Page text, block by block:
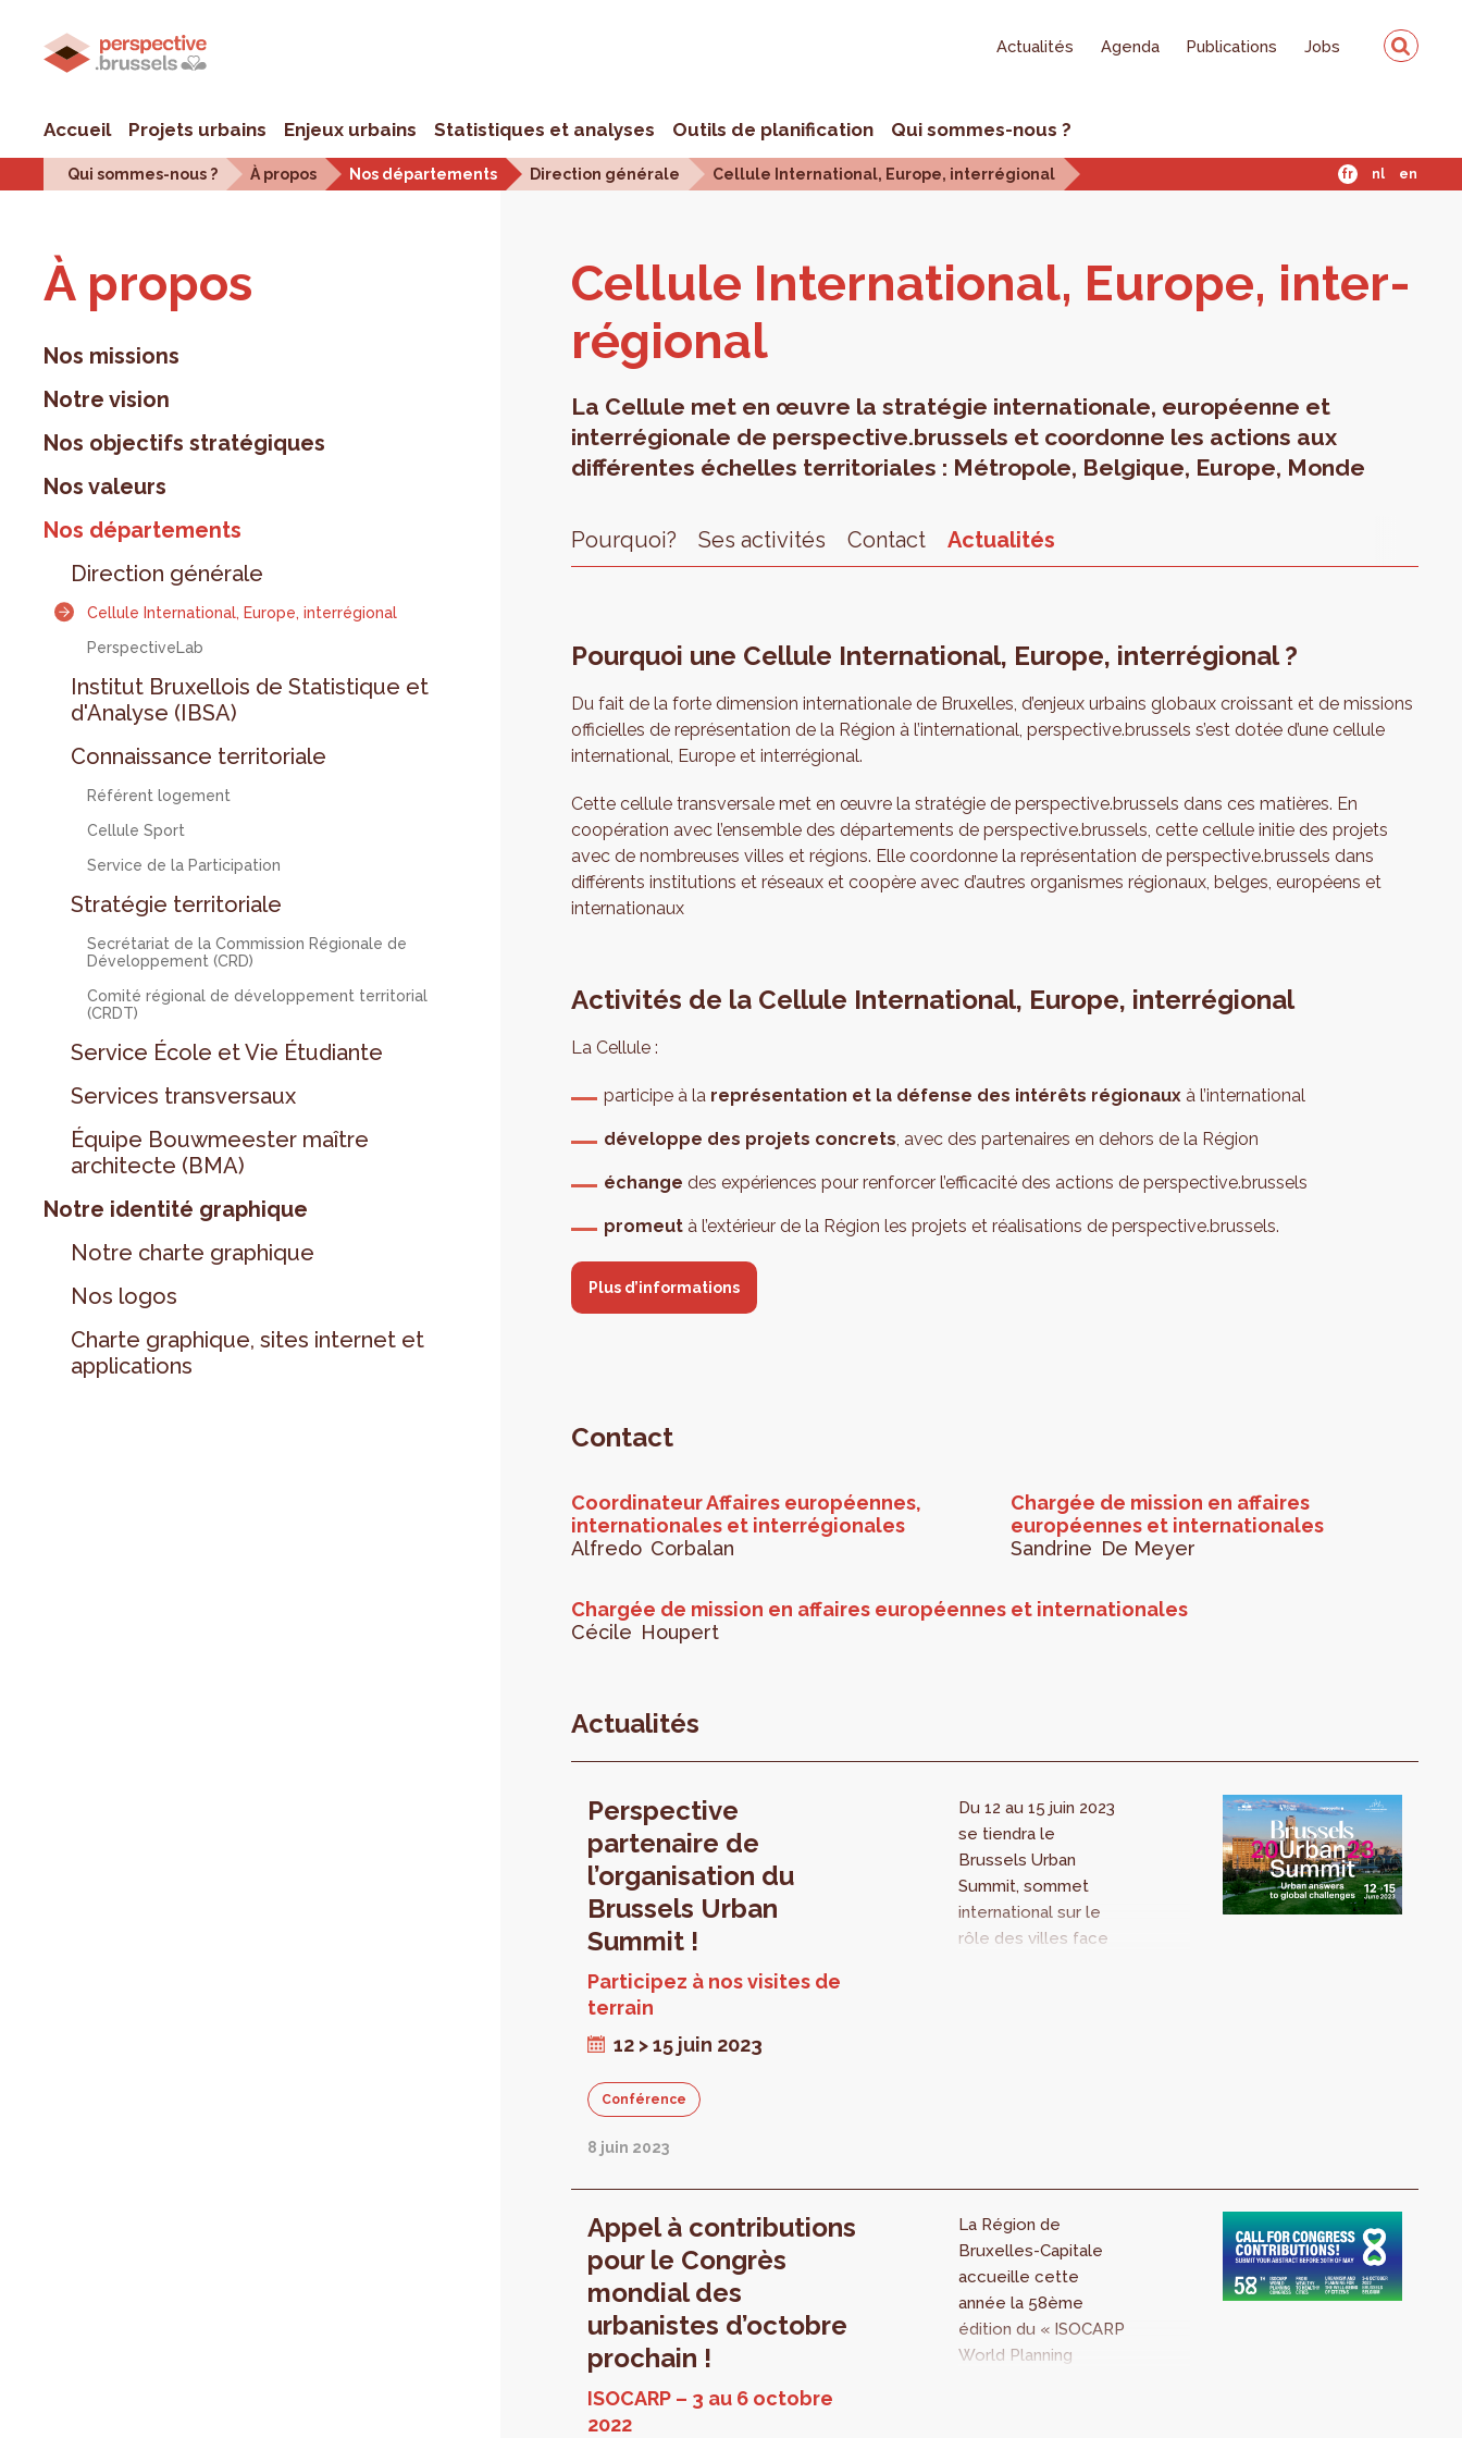
Actualités Agenda Publications Jobs
Accueil Projets urbains Enjeux urbains Statistiques et analyses Outils de planification Qui sommes-nous ?
Qui sommes-nous ? À propos Nos départements Direction générale Cellule International, Europe, interrégional fr nl en
À pro­pos
Nos missions
Notre vision
Nos objectifs stratégiques
Nos valeurs
Nos départements
Direction générale
Cellule International, Europe, interrégional
PerspectiveLab
Institut Bruxellois de Statistique et
d'Analyse (IBSA)
Connaissance territoriale
Référent logement
Cellule Sport
Service de la Participation
Stratégie territoriale
Secrétariat de la Commission Régionale de
Développement (CRD)
Comité régional de développement territorial
(CRDT)
Service École et Vie Étudiante
Services transversaux
Équipe Bouwmeester maître
architecte (BMA)
Notre identité graphique
Notre charte graphique
Nos logos
Charte graphique, sites internet et
applications
Cel­lule Inter­na­tio­nal, Europe, inter­
ré­gio­nal
La Cellule met en œuvre la stratégie internationale, européenne et
interrégionale de perspective.brussels et coordonne les actions aux
différentes échelles territoriales : Métropole, Belgique, Europe, Monde
Pourquoi? Ses activités Contact Actualités
Pourquoi une Cellule International, Europe, interrégional ?
Du fait de la forte dimension internationale de Bruxelles, d’enjeux urbains globaux croissant et de missions
officielles de représentation de la Région à l’international, perspective.brussels s’est dotée d’une cellule
international, Europe et interrégional.
Cette cellule transversale met en œuvre la stratégie de perspective.brussels dans ces matières. En
coopération avec l’ensemble des départements de perspective.brussels, cette cellule initie des projets
avec de nombreuses villes et régions. Elle coordonne la représentation de perspective.brussels dans
différents institutions et réseaux et coopère avec d’autres organismes régionaux, belges, européens et
internationaux
Activités de la Cellule International, Europe, interrégional
La Cellule :
participe à la représentation et la défense des intérêts régionaux à l’international
développe des projets concrets, avec des partenaires en dehors de la Région
échangedes expériences pour renforcer l’efficacité des actions de perspective.brussels
promeut à l’extérieur de la Région les projets et réalisations de perspective.brussels.
Plus d’informations
Contact
Coordinateur Affaires européennes,
internationales et interrégionales
Alfredo Corbalan
Chargée de mission en affaires
européennes et internationales
Sandrine De Meyer
Chargée de mission en affaires européennes et internationales
Cécile Houpert
Actualités
Perspective
partenaire de
l’organisation du
Brussels Urban
Summit !
Participez à nos visites de
terrain
12 > 15 juin 2023
Conférence
8 juin 2023
Du 12 au 15 juin 2023
se tiendra le
Brussels Urban
Summit, sommet
international sur le
rôle des villes face
Appel à contributions
pour le Congrès
mondial des
urbanistes d’octobre
prochain !
ISOCARP – 3 au 6 octobre
2022
La Région de
Bruxelles-Capitale
accueille cette
année la 58ème
édition du « ISOCARP
World Planning